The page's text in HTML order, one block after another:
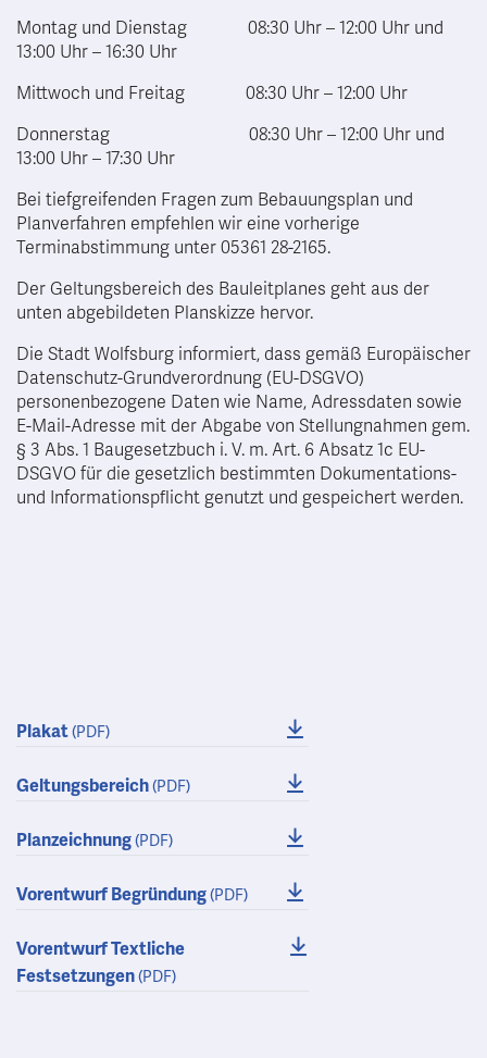
Montag und Dienstag 08:30 Uhr – 12:00 Uhr und
13:00 Uhr – 16:30 Uhr
Mittwoch und Freitag 08:30 Uhr – 12:00 Uhr
Donnerstag 08:30 Uhr – 12:00 Uhr und
13:00 Uhr – 17:30 Uhr
Bei tiefgreifenden Fragen zum Bebauungsplan und
Planverfahren empfehlen wir eine vorherige
Terminabstimmung unter 05361 28-2165.
Der Geltungsbereich des Bauleitplanes geht aus der
unten abgebildeten Planskizze hervor.
Die Stadt Wolfsburg informiert, dass gemäß Europäischer
Datenschutz-Grundverordnung (EU-DSGVO)
personenbezogene Daten wie Name, Adressdaten sowie
E-Mail-Adresse mit der Abgabe von Stellungnahmen gem.
§ 3 Abs. 1 Baugesetzbuch i. V. m. Art. 6 Absatz 1c EU-
DSGVO für die gesetzlich bestimmten Dokumentations-
und Informationspflicht genutzt und gespeichert werden.
Plakat(PDF)
Geltungsbereich(PDF)
Planzeichnung(PDF)
Vorentwurf Begründung(PDF)
Vorentwurf Textliche
Festsetzungen(PDF)